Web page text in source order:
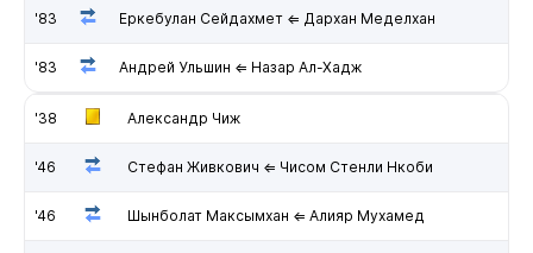
'83 Еркебулан Сейдахмет ⇐ Дархан Меделхан
'83 Андрей Ульшин ⇐ Назар Ал-Хадж
'38 Александр Чиж
'46 Стефан Живкович ⇐ Чисом Стенли Нкоби
'46 Шынболат Максымхан ⇐ Алияр Мухамед